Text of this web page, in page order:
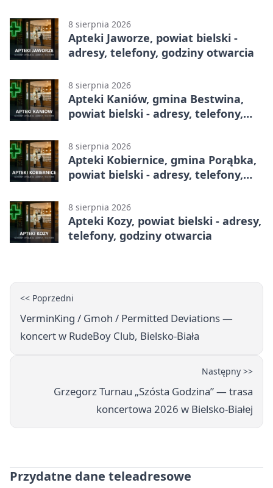
8 sierpnia 2026
Apteki Jaworze, powiat bielski -
adresy, telefony, godziny otwarcia
8 sierpnia 2026
Apteki Kaniów, gmina Bestwina,
powiat bielski - adresy, telefony,
8 sierpnia 2026
Apteki Kobiernice, gmina Porąbka,
powiat bielski - adresy, telefony,
8 sierpnia 2026
Apteki Kozy, powiat bielski - adresy,
telefony, godziny otwarcia
<< Poprzedni
VerminKing / Gmoh / Permitted Deviations —
koncert w RudeBoy Club, Bielsko-Biała
Następny >>
Grzegorz Turnau „Szósta Godzina” — trasa
koncertowa 2026 w Bielsko‑Białej
Przydatne dane teleadresowe